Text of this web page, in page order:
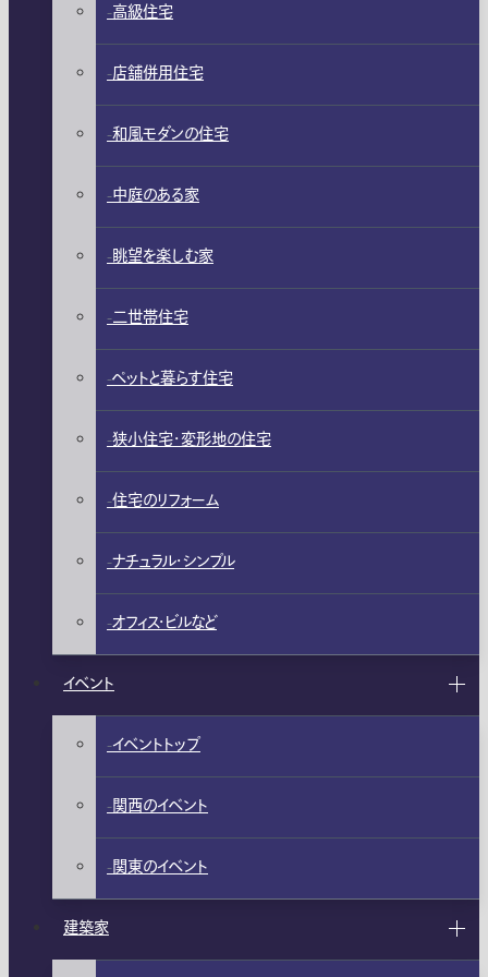
高級住宅
店舗併用住宅
和風モダンの住宅
中庭のある家
眺望を楽しむ家
二世帯住宅
ペットと暮らす住宅
狭小住宅・変形地の住宅
住宅のリフォーム
ナチュラル・シンプル
オフィス・ビルなど
イベント
イベントトップ
関西のイベント
関東のイベント
建築家